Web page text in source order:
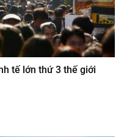
tế lớn thứ 3 thế giới